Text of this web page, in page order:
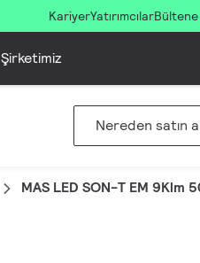
KariyerYatırımcılar
Şirketimiz
Nereden satın
MAS LED SON-T EM 9Klm